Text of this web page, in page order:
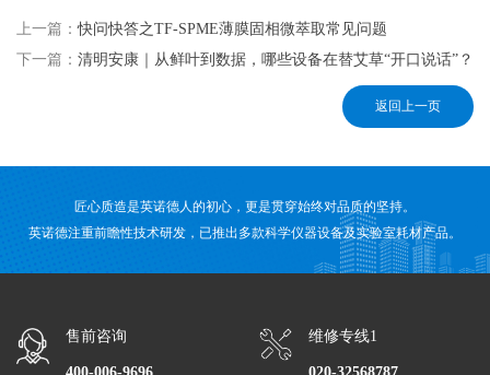
上一篇：快问快答之TF-SPME薄膜固相微萃取常见问题
下一篇： 清明安康｜从鲜叶到数据，哪些设备在替艾草“开口说话”？
返回上一页
匠心质造是英诺德人的初心，更是贯穿始终对品质的坚持。
英诺德注重前瞻性技术研发，已推出多款科学仪器设备及实验室耗材产品。
售前咨询 维修专线1